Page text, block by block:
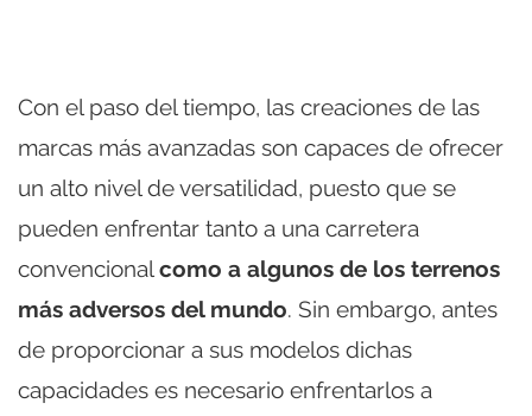
Con el paso del tiempo, las creaciones de las
marcas más avanzadas son capaces de ofrecer
un alto nivel de versatilidad, puesto que se
pueden enfrentar tanto a una carretera
convencionalcomo a algunos de los terrenos
más adversos del mundo. Sin embargo, antes
de proporcionar a sus modelos dichas
capacidades es necesario enfrentarlos a